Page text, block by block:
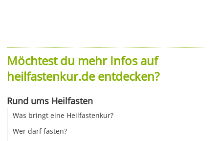
Möchtest du mehr Infos auf
heilfastenkur.de entdecken?
Rund ums Heilfasten
Was bringt eine Heilfastenkur?
Wer darf fasten?